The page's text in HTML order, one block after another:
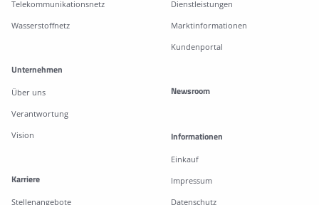
Telekommunikationsnetz
Wasserstoffnetz
Dienstleistungen
Marktinformationen
Kundenportal
Unternehmen
Über uns
Verantwortung
Vision
Karriere
Stellenangebote
Newsroom
Informationen
Einkauf
Impressum
Datenschutz